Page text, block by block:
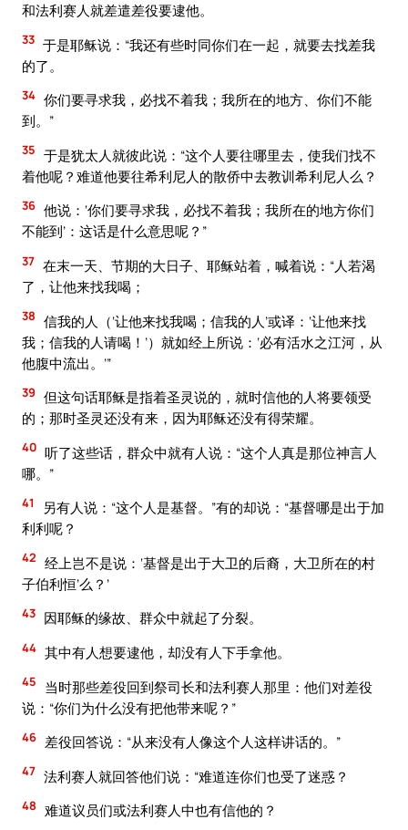
和法利赛人就差遣差役要逮他。
33 于是耶稣说：“我还有些时同你们在一起，就要去找差我
的了。
34 你们要寻求我，必找不着我；我所在的地方、你们不能
到。”
35 于是犹太人就彼此说：“这个人要往哪里去，使我们找不
着他呢？难道他要往希利尼人的散侨中去教训希利尼人么？
36 他说：‘你们要寻求我，必找不着我；我所在的地方你们
不能到’：这话是什么意思呢？”
37 在末一天、节期的大日子、耶稣站着，喊着说：“人若渴
了，让他来找我喝；
38 信我的人（‘让他来找我喝；信我的人’或译：‘让他来找
我；信我的人请喝！’）就如经上所说：‘必有活水之江河，从
他腹中流出。’”
39 但这句话耶稣是指着圣灵说的，就时信他的人将要领受
的；那时圣灵还没有来，因为耶稣还没有得荣耀。
40 听了这些话，群众中就有人说：“这个人真是那位神言人
哪。”
41
另有人说：“这个人是基督。”有的却说：“基督哪是出于加
利利呢？
42 经上岂不是说：‘基督是出于大卫的后裔，大卫所在的村
子伯利恒’么？’
43 因耶稣的缘故、群众中就起了分裂。
44 其中有人想要逮他，却没有人下手拿他。
45
当时那些差役回到祭司长和法利赛人那里：他们对差役
说：“你们为什么没有把他带来呢？”
46 差役回答说：“从来没有人像这个人这样讲话的。”
47 法利赛人就回答他们说：“难道连你们也受了迷惑？
48 难道议员们或法利赛人中也有信他的？